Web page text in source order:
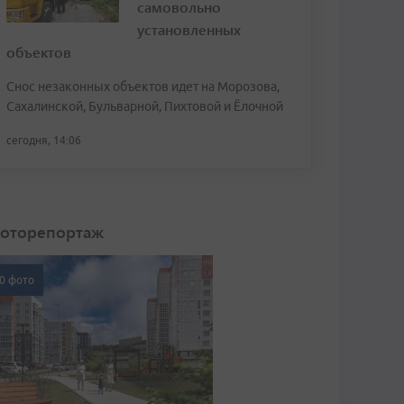
самовольно
установленных
объектов
Снос незаконных объектов идет на Морозова,
Сахалинской, Бульварной, Пихтовой и Ёлочной
сегодня, 14:06
фото